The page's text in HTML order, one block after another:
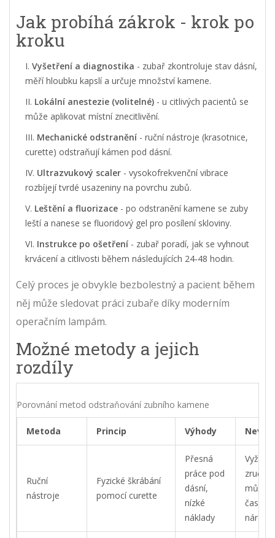
Jak probíhá zákrok - krok po
kroku
Vyšetření a diagnostika - zubař zkontroluje stav dásní,
měří hloubku kapslí a určuje množství kamene.
Lokální anestezie (volitelné) - u citlivých pacientů se
může aplikovat místní znecitlivění.
Mechanické odstranění - ruční nástroje (krasotnice,
curette) odstraňují kámen pod dásní.
Ultrazvukový scaler - vysokofrekvenční vibrace
rozbíjejí tvrdé usazeniny na povrchu zubů.
Leštění a fluorizace - po odstranění kamene se zuby
leští a nanese se fluoridový gel pro posílení skloviny.
Instrukce po ošetření - zubař poradí, jak se vyhnout
krvácení a citlivosti během následujících 24‑48 hodin.
Celý proces je obvykle bezbolestný a pacient během
něj může sledovat práci zubaře díky moderním
operačním lampám.
Možné metody a jejich
rozdíly
Porovnání metod odstraňování zubního kamene
Metoda Princip Výhody
Ruční
nástroje
Fyzické škrábání
pomocí curette
Přesná
práce pod
dásní,
nízké
náklady
může
časově